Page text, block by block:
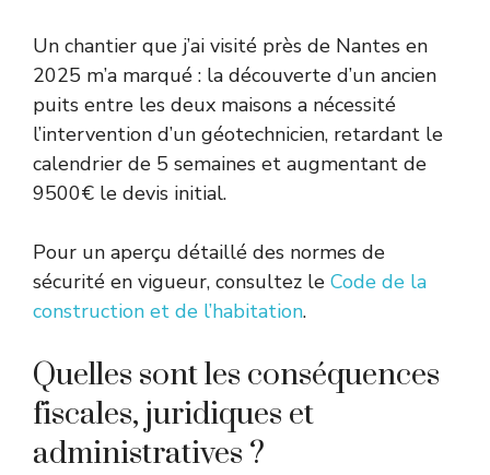
Un chantier que j’ai visité près de Nantes en
2025 m’a marqué : la découverte d’un ancien
puits entre les deux maisons a nécessité
l’intervention d’un géotechnicien, retardant le
calendrier de 5 semaines et augmentant de
9500€ le devis initial.
Pour un aperçu détaillé des normes de
sécurité en vigueur, consultez le Code de la
construction et de l’habitation.
Quelles sont les conséquences
fiscales, juridiques et
administratives ?